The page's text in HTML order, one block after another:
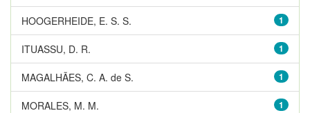
1
HOOGERHEIDE, E. S. S.
1
ITUASSU, D. R.
1
MAGALHÃES, C. A. de S.
1
MORALES, M. M.